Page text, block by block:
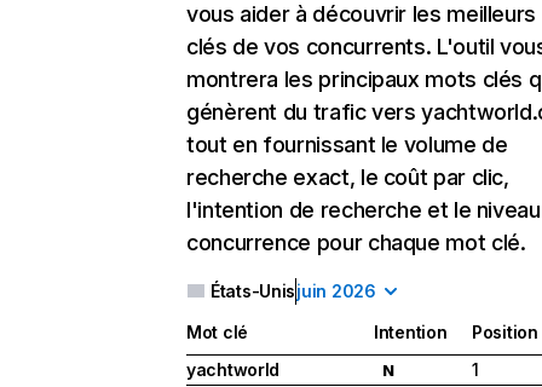
vous aider à découvrir les
clés de vos concurrents. L'outil
montrera les principaux mots clés
génèrent du trafic vers
tout en fournissant le volume de
recherche exact, le coût par clic,
l'intention de recherche et le
concurrence pour chaque mot clé.
États-Unisjuin 2026
Mot clé Intention
Position
yachtworld
N
1